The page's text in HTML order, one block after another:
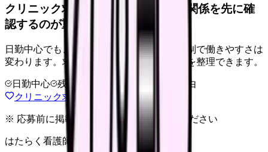
クリニック求人は、勤務時間と人間関係を先に確
認するのが重要です。
日勤中心でも、診療科・院長方針・人数体制で働きやすさは
変わります。求人票だけで決める前に条件を整理できます。
日勤中心 残業確認 少人数職場
退会自由
クリニック求人の見方を確認する
※ 応募前に掲載元の最新情報を確認してください
はたらく看護師さん 求人